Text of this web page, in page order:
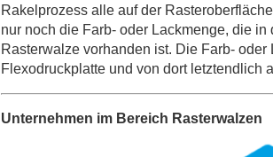
Rakelprozess alle auf der
nur noch die Farb- oder Lackmenge, die
Rasterwalze vorhanden ist. Die Farb-
Flexodruckplatte und von dort letztendlich
Unternehmen im Bereich Rasterwalzen